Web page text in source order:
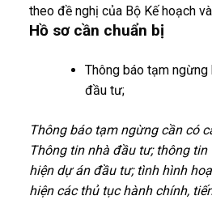
theo đề nghị của Bộ Kế hoạch
Hồ sơ cần chuẩn bị
Thông báo tạm
đầu tư;
Thông báo tạm ngừng cần có
Thông tin nhà đầu tư; thông
hiện dự án đầu tư; tình hình
hiện các thủ tục hành chính,